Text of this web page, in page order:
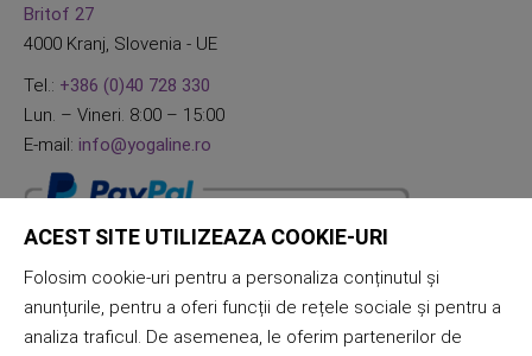
Britof 27
4000 Kranj, Slovenia - UE
Tel.: +386 (0)40 728 330
Lun. – Vineri. 8:00 – 15:00
E-mail: info@yogaline.ro
ACEST SITE UTILIZEAZA COOKIE-URI
Folosim cookie-uri pentru a personaliza conținutul și
anunțurile, pentru a oferi funcții de rețele sociale și pentru a
analiza traficul. De asemenea, le oferim partenerilor de